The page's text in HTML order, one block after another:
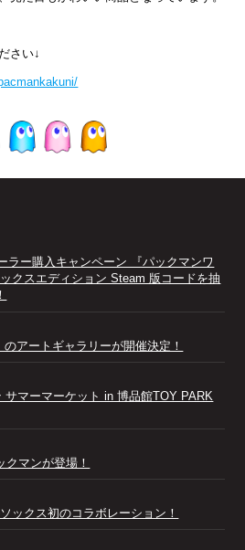
さい↓
ラー購入キャンペーン 『パックマンワ
クスエディション Steam 版コードを抽
アートギャラリーが開催決定！
マーマーケット in 博品館TOY PARK
マンが登場！
ックス初のコラボレーション！